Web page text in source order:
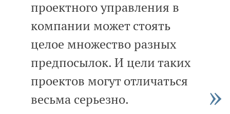
проектного управления в
компании может стоять
целое множество разных
предпосылок. И цели таких
проектов могут отличаться
весьма серьезно.